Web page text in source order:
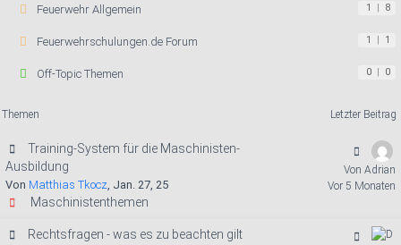
Feuerwehr Allgemein 1 | 8
Feuerwehrschulungen.de Forum 1 | 1
Off-Topic Themen 0 | 0
Themen Letzter Beitrag
Training-System für die Maschinisten-
Ausbildung
Von Matthias Tkocz , Jan. 27, 25
Maschinistenthemen
Von Adrian
Vor 5 Monaten
Rechtsfragen - was es zu beachten gilt